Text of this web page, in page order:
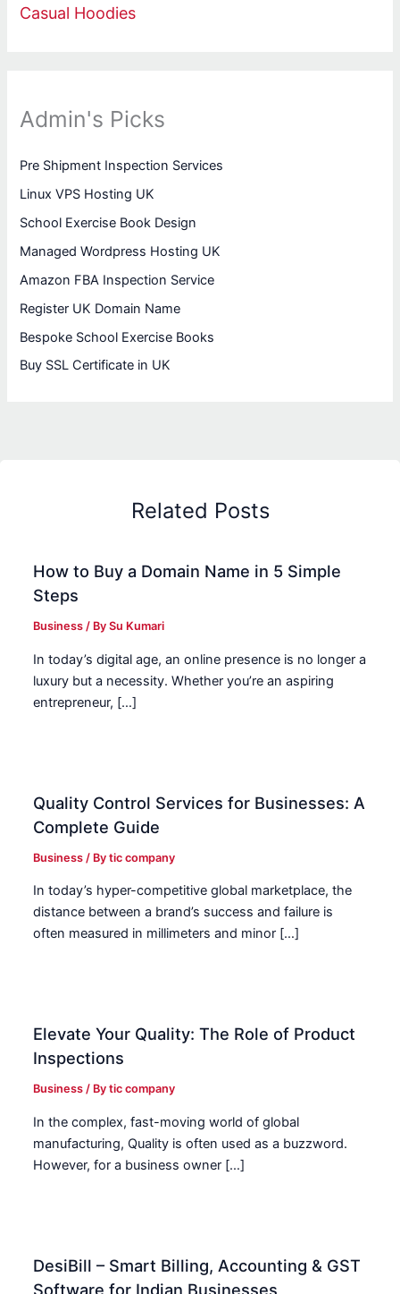
Casual Hoodies
Admin's Picks
Pre Shipment Inspection Services
Linux VPS Hosting UK
School Exercise Book Design
Managed Wordpress Hosting UK
Amazon FBA Inspection Service
Register UK Domain Name
Bespoke School Exercise Books
Buy SSL Certificate in UK
Related Posts
How to Buy a Domain Name in 5 Simple
Steps
Business / BySu Kumari
In today’s digital age, an online presence is no longer a
luxury but a necessity. Whether you’re an aspiring
entrepreneur, […]
Quality Control Services for Businesses: A
Complete Guide
Business / Bytic company
In today’s hyper-competitive global marketplace, the
distance between a brand’s success and failure is
often measured in millimeters and minor […]
Elevate Your Quality: The Role of Product
Inspections
Business / Bytic company
In the complex, fast-moving world of global
manufacturing, Quality is often used as a buzzword.
However, for a business owner […]
DesiBill – Smart Billing, Accounting & GST
Software for Indian Businesses